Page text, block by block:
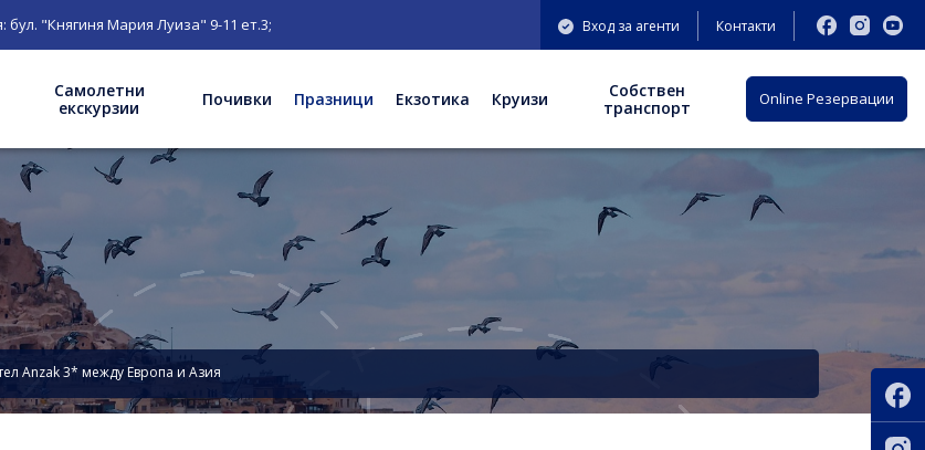
Луиза" 9-11 ет.3; Вход за агенти Контакти
Самолетни
екскурзии
Почивки Празници Екзотика Круизи
Собствен
транспорт
Оnline Резервации
Anzak 3* между Европа и Азия